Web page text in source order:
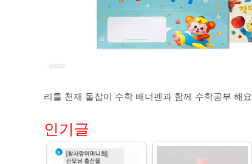
리틀 천재 돌잡이 수학 배너펜과 함께 수학공부 해요
인기글